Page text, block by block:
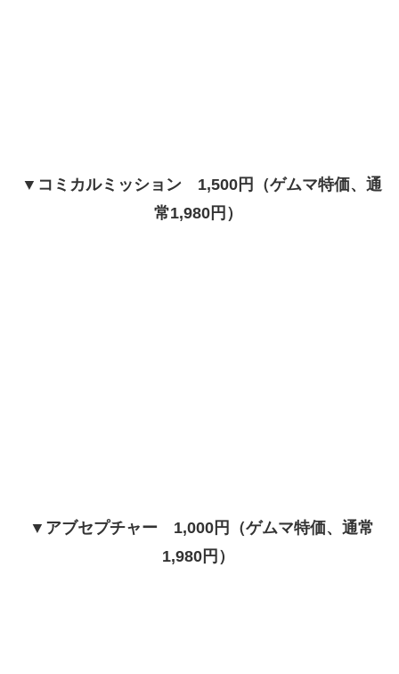
▼コミカルミッション 1,500円（ゲムマ特価、通
常1,980円）
▼アブセプチャー 1,000円（ゲムマ特価、通常
1,980円）